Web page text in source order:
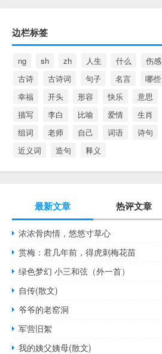
边栏标签
ng sh zh 人生 什么 伤感
古诗
古诗词 句子 名言 哪些
幸福
开头 形容 快乐 意思
描写
李白 比喻 爱情 生肖
组词
老师 自己 词语 诗句
近义词
造句 释义
最新文章 热评文章
浓浓骨肉情，悠悠寸草心
赏梅：君几年前，得虎刺梅花苗
绿色梦幻 小三和弦（外一首）
自传(散文)
爷爷的老窑洞
军营旧絮
我的姨父姨母(散文)